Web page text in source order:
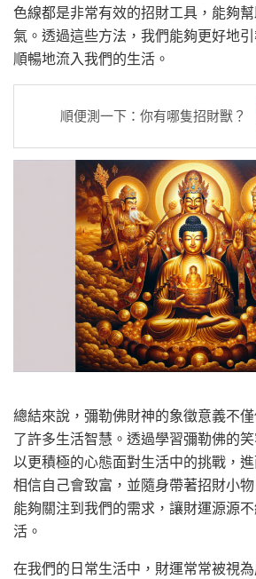
色線都是非常有效的招財工具，能夠
氣。透過這些方法，我們能夠更好地
順暢地流入我們的生活。
順便測一下：你有哪隻招財獸？
總結來說，彌勒佛財神的象徵意義不
了許多生活智慧。透過學習彌勒佛的
以更積極的心態面對生活中的挑戰，
相信自己會致富，並隨身帶著招財小
能夠關注到我們的需求，讓財運源源
活。
在我們的日常生活中，財運常常被視